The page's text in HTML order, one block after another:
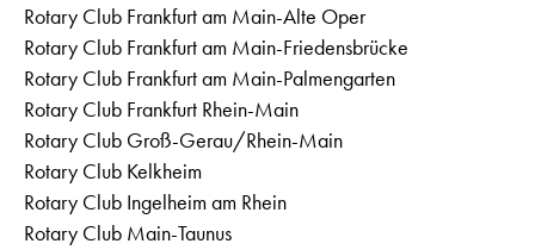
Rotary Club Frankfurt am Main-Alte Oper
Rotary Club Frankfurt am Main-Friedensbrücke
Rotary Club Frankfurt am Main-Palmengarten
Rotary Club Frankfurt Rhein-Main
Rotary Club Groß-Gerau/Rhein-Main
Rotary Club Kelkheim
Rotary Club Ingelheim am Rhein
Rotary Club Main-Taunus